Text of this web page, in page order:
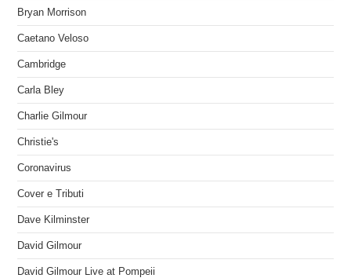
Bryan Morrison
Caetano Veloso
Cambridge
Carla Bley
Charlie Gilmour
Christie's
Coronavirus
Cover e Tributi
Dave Kilminster
David Gilmour
David Gilmour Live at Pompeii